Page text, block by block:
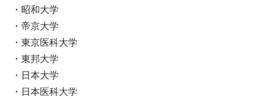
・昭和大学
・帝京大学
・東京医科大学
・東邦大学
・日本大学
・日本医科大学